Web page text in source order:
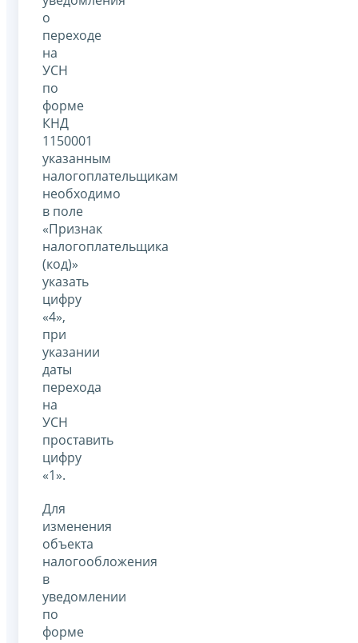
о
переходе
на
УСН
по
форме
КНД
1150001
указанным
налогоплательщикам
необходимо
в поле
«Признак
налогоплательщика
(код)»
указать
цифру
«4»,
при
указании
даты
перехода
на
УСН
проставить
цифру
«1».
Для
изменения
объекта
налогообложения
в
уведомлении
по
форме